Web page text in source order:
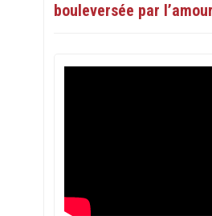
bouleversée par